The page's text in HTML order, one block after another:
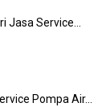
Jasa Service…
Pompa Air…